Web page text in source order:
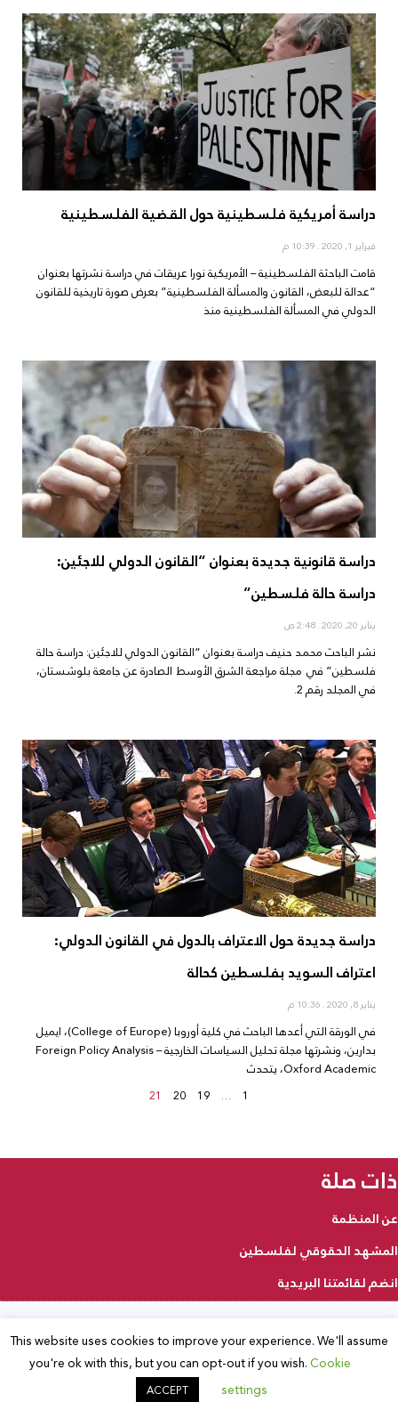
دراسة أمريكية فلسطينية حول القضية الفلسطينية
فبراير 1, 2020
قامت الباحثة الفلسطينية – الأمريكية نورا عريقات في دراسة نشرتها بعنوان
“عدالة للبعض، القانون والمسألة الفلسطينية” بعرض صورة تاريخية للقانون
الدولي في المسألة الفلسطينية منذ
دراسة قانونية جديدة بعنوان “القانون الدولي للاجئين:
دراسة حالة فلسطين”
يناير 20, 2020
نشر الباحث محمد حنيف دراسة بعنوان “القانون الدولي للاجئين: دراسة حالة
فلسطين” في مجلة مراجعة الشرق الأوسط الصادرة عن جامعة بلوشستان،
في المجلد رقم 2.
دراسة جديدة حول الاعتراف بالدول في القانون الدولي:
اعتراف السويد بفلسطين كحالة
يناير 8, 2020
في الورقة التي أعدها الباحث في كلية أوروبا (College of Europe)، ايميل
بدارين، ونشرتها مجلة تحليل السياسات الخارجية Foreign Policy Analysis –
Oxford Academic، يتحدث
1
…
19
20
21
ذات صلة
عن المنظمة
المشهد الحقوقي لفلسطين
انضم لقائمتنا البريدية
2025 © جميع الحقوق محفوظة
This website uses cookies to improve your experience. We'll assume
you're ok with this, but you can opt-out if you wish.Cookie
settings
ACCEPT